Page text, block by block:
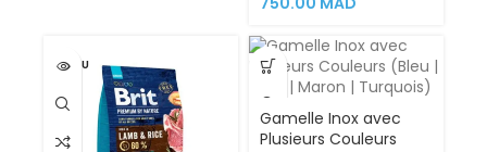
athlétique
VENDU
Gamelle Inox avec
Plusieurs Couleurs